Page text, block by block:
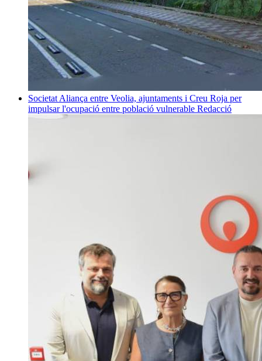
Societat Aliança entre Veolia, ajuntaments i Creu Roja per
impulsar l'ocupació entre població vulnerable Redacció